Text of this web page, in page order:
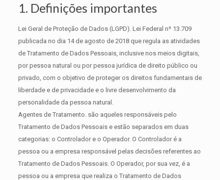
1. Definições importantes
Lei Geral de Proteção de Dados (LGPD). Lei Federal nº 13.709
publicada no dia 14 de agosto de 2018 que regula as atividades
de Tratamento de Dados Pessoais, inclusive nos meios digitais,
por pessoa natural ou por pessoa jurídica de direito público ou
privado, com o objetivo de proteger os direitos fundamentais de
liberdade e de privacidade e o livre desenvolvimento da
personalidade da pessoa natural.
Agentes de Tratamento. são aqueles responsáveis pelo
Tratamento de Dados Pessoais e estão separados em duas
categorias: o Controlador e o Operador. O Controlador é a
pessoa ou a empresa responsável pelas decisões referentes ao
Tratamento de Dados Pessoais. O Operador, por sua vez, é a
pessoa ou a empresa que realiza o Tratamento de Dados